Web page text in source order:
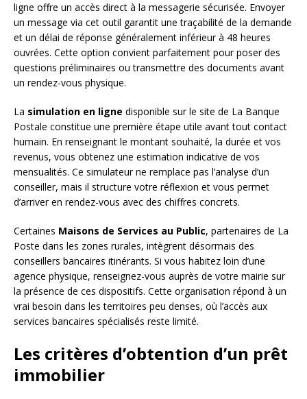
ligne offre un accès direct à la messagerie sécurisée. Envoyer
un message via cet outil garantit une traçabilité de la demande
et un délai de réponse généralement inférieur à 48 heures
ouvrées. Cette option convient parfaitement pour poser des
questions préliminaires ou transmettre des documents avant
un rendez-vous physique.
La simulation en ligne disponible sur le site de La Banque
Postale constitue une première étape utile avant tout contact
humain. En renseignant le montant souhaité, la durée et vos
revenus, vous obtenez une estimation indicative de vos
mensualités. Ce simulateur ne remplace pas l’analyse d’un
conseiller, mais il structure votre réflexion et vous permet
d’arriver en rendez-vous avec des chiffres concrets.
Certaines Maisons de Services au Public, partenaires de La
Poste dans les zones rurales, intègrent désormais des
conseillers bancaires itinérants. Si vous habitez loin d’une
agence physique, renseignez-vous auprès de votre mairie sur
la présence de ces dispositifs. Cette organisation répond à un
vrai besoin dans les territoires peu denses, où l’accès aux
services bancaires spécialisés reste limité.
Les critères d’obtention d’un prêt
immobilier